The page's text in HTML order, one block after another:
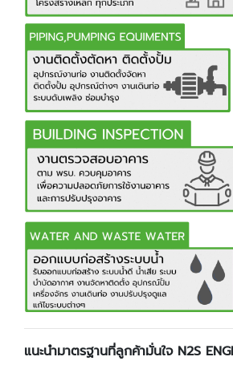
แนะนำมาตรฐานที่ลูกค้ามั่นใจ N2S